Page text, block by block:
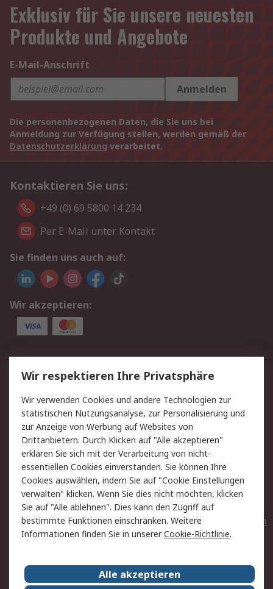
Exklusiv für Sie unsere neuesten
Produkte und Angebote
E-Mail-Anschrift
Anmelden
Die personenbezogenen Daten, die Sie uns bei
Anmeldung zur Verfügung stellen, werden gemäß der
Datenschutzerklärung verarbeitet.
Kontaktieren Sie uns:
+49 (0) 69 5800 14 234
Per E-Mail unter Kontakt
Sie finden uns auch auf:
Wir akzeptieren:
Service
Value Added Services
Lieferlösungen
Rücksendungen
Kontakt
Hilfe
Privatkunden
Rechtliches
AGB
Datenschutz
Cookie-Richtlinie
Zahlungsbedingungen
Copyright/Impressum
Entsorgung
Elektrogeräte/Batterien
RS weltweit
Wir respektieren Ihre Privatsphäre
Wir verwenden Cookies und andere Technologien zur
statistischen Nutzungsanalyse, zur Personalisierung und
zur Anzeige von Werbung auf Websites von
Drittanbietern. Durch Klicken auf "Alle akzeptieren"
erklären Sie sich mit der Verarbeitung von nicht-
essentiellen Cookies einverstanden. Sie können Ihre
Cookies auswählen, indem Sie auf "Cookie Einstellungen
verwalten" klicken. Wenn Sie dies nicht möchten, klicken
Sie auf "Alle ablehnen". Dies kann den Zugriff auf
bestimmte Funktionen einschränken. Weitere
Informationen finden Sie in unsererCookie-Richtlinie.
Alle akzeptieren